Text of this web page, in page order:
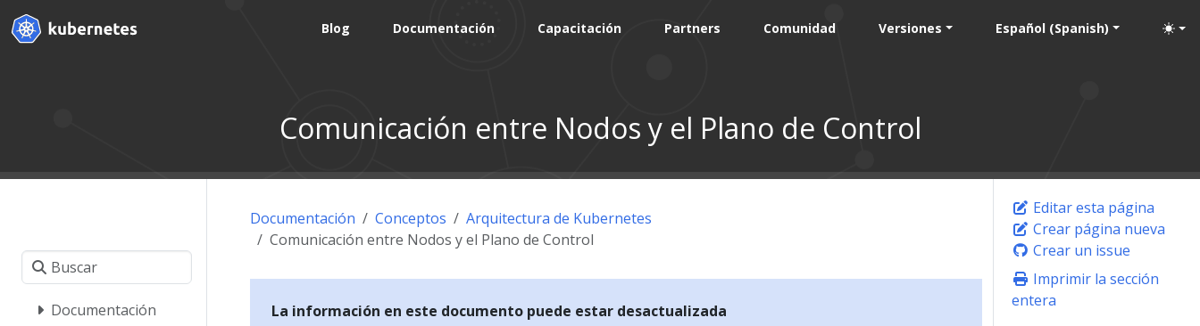
Blog Documentación Capacitación Partners Comunidad Versiones Español (Spanish)
Comunicación entre Nodos y el Plano de Control
Documentación
Editar esta página
Crear página nueva
Crear un issue
Imprimir la sección
entera
Documentación Conceptos
Arquitectura de Kubernetes
Comunicación entre Nodos y el Plano de Control
La información en este documento puede estar desactualizada